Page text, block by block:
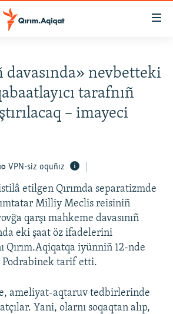
davasında» nevbetteki
tarafnıñ
– imayeci
VPN-siz oquñız
etilgen Qırımda separatizmde
Milliy Meclis reisiniñ
qarşı mahkeme davasınıñ
eki şaat öz ifadelerini
Qırım.Aqiqatqa iyünniñ 12-nde
Podrabinek tarif etti.
ameliyat-aqtaruv tedbirlerinde
Yani, olarnı soqaqtan alıp,